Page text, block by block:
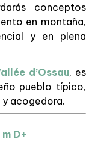
conceptos
en montaña,
y en plena
d’Ossau, es
pueblo típico,
acogedora.
D+